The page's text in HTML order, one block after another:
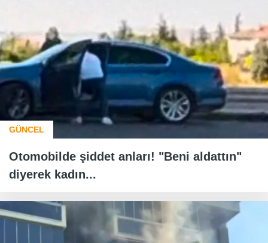
GÜNCEL
Otomobilde şiddet anları! "Beni aldattın"
diyerek kadın...